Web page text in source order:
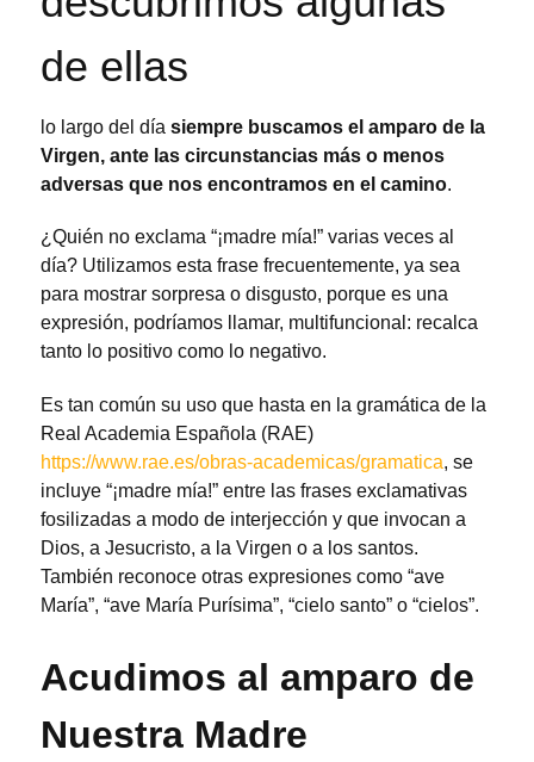
de ellas
lo largo del día siempre buscamos el amparo de la
Virgen, ante las circunstancias más o menos
adversas que nos encontramos en el camino.
¿Quién no exclama “¡madre mía!” varias veces al
día? Utilizamos esta frase frecuentemente, ya sea
para mostrar sorpresa o disgusto, porque es una
expresión, podríamos llamar, multifuncional: recalca
tanto lo positivo como lo negativo.
Es tan común su uso que hasta en la gramática de la
Real Academia Española (RAE)
https://www.rae.es/obras-academicas/gramatica, se
incluye “¡madre mía!” entre las frases exclamativas
fosilizadas a modo de interjección y que invocan a
Dios, a Jesucristo, a la Virgen o a los santos.
También reconoce otras expresiones como “ave
María”, “ave María Purísima”, “cielo santo” o “cielos”.
Acudimos al amparo de
Nuestra Madre